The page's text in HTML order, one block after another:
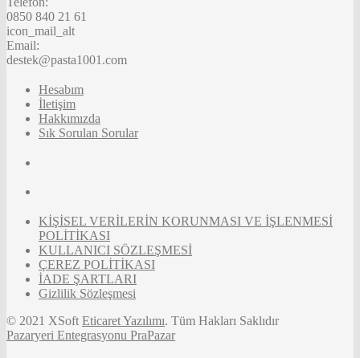
0850 840 21 61
icon_mail_alt
Email:
destek@pasta1001.com
Hesabım
İletişim
Hakkımızda
Sık Sorulan Sorular
KİŞİSEL VERİLERİN KORUNMASI VE İŞLENMESİ
POLİTİKASI
KULLANICI SÖZLEŞMESİ
ÇEREZ POLİTİKASI
İADE ŞARTLARI
Gizlilik Sözleşmesi
© 2021 XSoft Eticaret Yazılımı. Tüm Hakları Saklıdır
Pazaryeri Entegrasyonu PraPazar